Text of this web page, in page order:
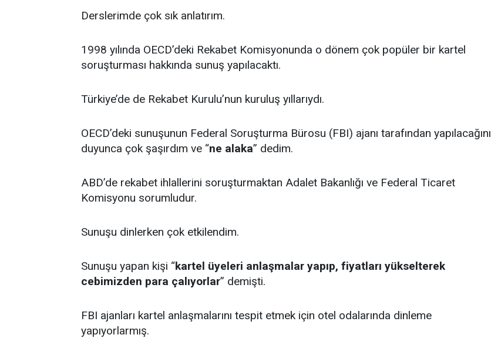
Derslerimde çok sık anlatırım.
1998 yılında OECD’deki Rekabet Komisyonunda o dönem çok popüler bir kartel
soruşturması hakkında sunuş yapılacaktı.
Türkiye’de de Rekabet Kurulu’nun kuruluş yıllarıydı.
OECD’deki sunuşunun Federal Soruşturma Bürosu (FBI) ajanı tarafından yapılacağını
duyunca çok şaşırdım ve “ne alaka” dedim.
ABD’de rekabet ihlallerini soruşturmaktan Adalet Bakanlığı ve Federal Ticaret
Komisyonu sorumludur.
Sunuşu dinlerken çok etkilendim.
Sunuşu yapan kişi “kartel üyeleri anlaşmalar yapıp, fiyatları yükselterek
cebimizden para çalıyorlar” demişti.
FBI ajanları kartel anlaşmalarını tespit etmek için otel odalarında dinleme
yapıyorlarmış.